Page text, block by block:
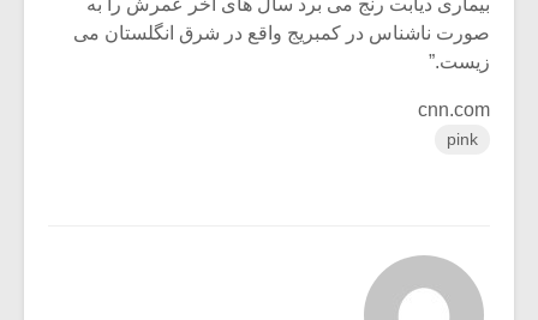
بیماری دیابت رنج می برد سال های آخر عمرش را به
صورت ناشناس در کمبریج واقع در شرق انگلستان می
زیست.”
cnn.com
pink